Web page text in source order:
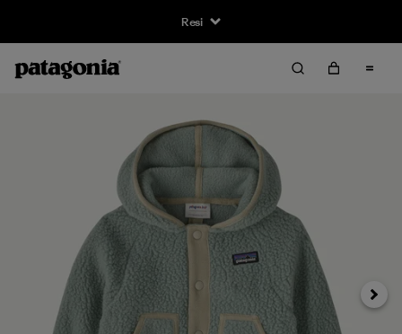
Resi
Avanti